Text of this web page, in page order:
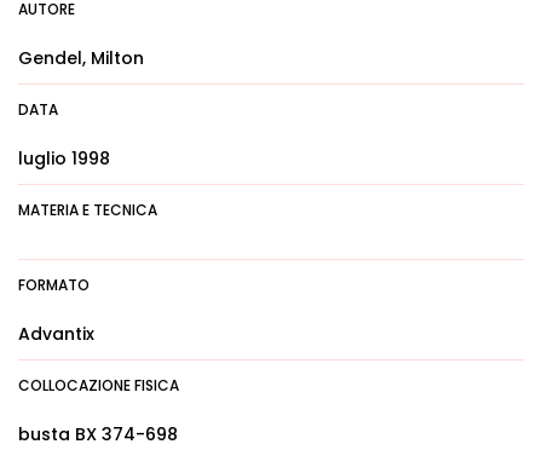
AUTORE
Gendel, Milton
DATA
luglio 1998
MATERIA E TECNICA
FORMATO
Advantix
COLLOCAZIONE FISICA
busta BX 374-698